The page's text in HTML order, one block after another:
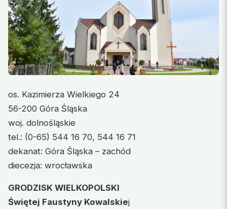
os. Kazimierza Wielkiego 24
56-200 Góra Śląska
woj. dolnośląskie
tel.: (0-65) 544 16 70, 544 16 71
dekanat: Góra Śląska – zachód
diecezja: wrocławska
GRODZISK WIELKOPOLSKI
Świętej Faustyny Kowalskiej